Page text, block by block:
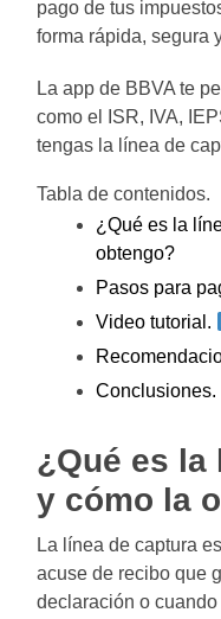
pago de tus
forma rápida, segura
La app de BBVA te
como el ISR, IVA,
tengas la línea de
Tabla de contenidos.
¿Qué es la
obtengo?
Pasos para
Video tutorial.
Conclusiones.
¿Qué es la
y cómo la
La línea de captura
acuse de recibo que
declaración o